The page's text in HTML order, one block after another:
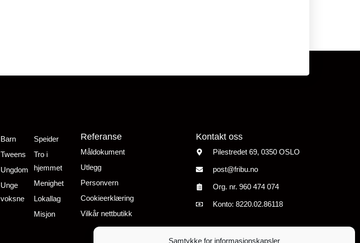
Samtykke for informasjonskapsler
Barn
Tweens
Ungdom
Unge
voksne
Speider
Tro i
hjemmet
Menighet
Lokallag
Misjon
Referanse
Måldokument
Utlegg
Personvern
Cookieerklæring
Vilkår nettbutikk
Kontakt oss
Pilestredet 69, 0350 OSLO
post@fribu.no
Org. nr. 960 474074
Konto: 8220.02.86118